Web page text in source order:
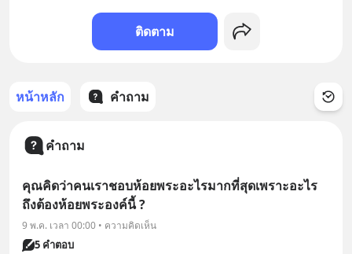
ติดตาม
หน้าหลัก คำถาม
คำถาม
คุณคิดว่าคนเราชอบห้อยพระอะไรมากที่สุดเพราะอะไร
ถึงต้องห้อยพระองค์นี้ ?
9 พ.ค. เวลา 00:00 • ความคิดเห็น
5 คำตอบ